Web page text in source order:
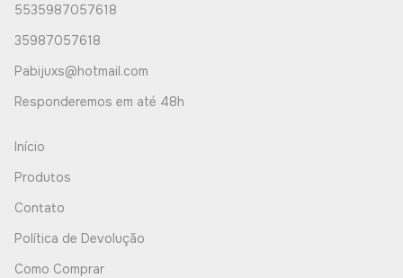
5535987057618
35987057618
Pabijuxs@hotmail.com
Responderemos em até 48h
Início
Produtos
Contato
Política de Devolução
Como Comprar